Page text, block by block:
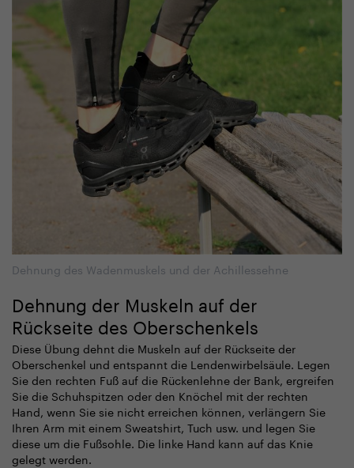
Dehnung des Wadenmuskels und der Achillessehne
Dehnung der Muskeln auf der
Rückseite des Oberschenkels
Diese Übung dehnt die Muskeln auf der Rückseite der
Oberschenkel und entspannt die Lendenwirbelsäule. Legen
Sie den rechten Fuß auf die Rückenlehne der Bank, ergreifen
Sie die Schuhspitzen oder den Knöchel mit der rechten
Hand, wenn Sie sie nicht erreichen können, verlängern Sie
Ihren Arm mit einem Sweatshirt, Tuch usw. und legen Sie
diese um die Fußsohle. Die linke Hand kann auf das Knie
gelegt werden.